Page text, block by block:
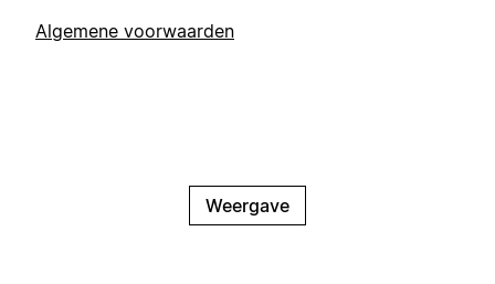
Algemene voorwaarden
Weergave